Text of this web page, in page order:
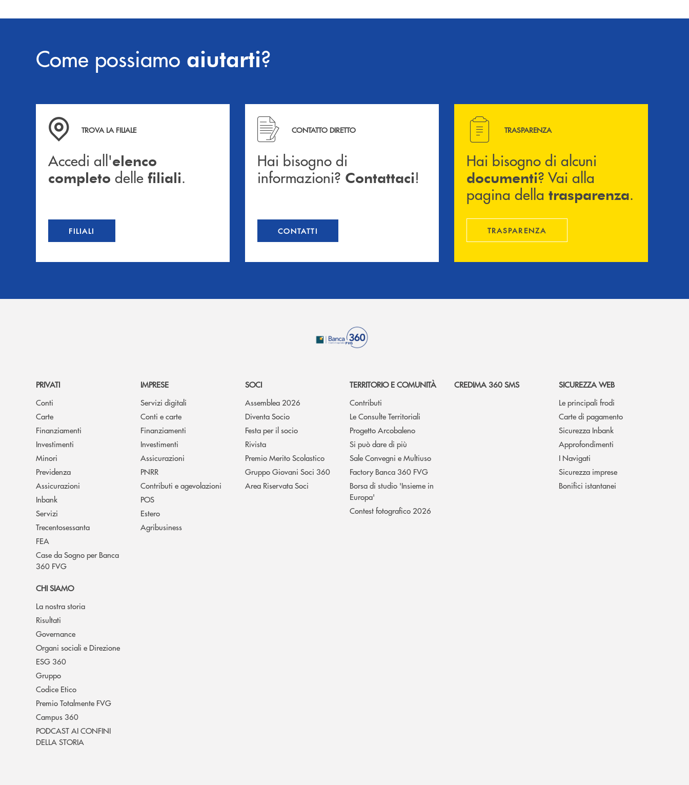
Come possiamo aiutarti?
Accedi all' elenco completo delle filiali .
TROVA LA FILIALE
Accedi all'elenco
completo delle filiali.
FILIALI
Hai bisogno di informazioni? Contattaci !
CONTATTO DIRETTO
Hai bisogno di
informazioni? Contattaci!
CONTATTI
Hai bisogno di alcuni documenti ? Vai alla pagina della
TRASPARENZA
Hai bisogno di alcuni
documenti? Vai alla
pagina della trasparenza.
TRASPARENZA
PRIVATI
Conti
Carte
Finanziamenti
Investimenti
Minori
Previdenza
Assicurazioni
Inbank
Servizi
Trecentosessanta
FEA
Case da Sogno per Banca
360 FVG
IMPRESE
Servizi digitali
Conti e carte
Finanziamenti
Investimenti
Assicurazioni
PNRR
Contributi e agevolazioni
POS
Estero
Agribusiness
SOCI
Assemblea 2026
Diventa Socio
Festa per il socio
Rivista
Premio Merito Scolastico
Gruppo Giovani Soci 360
Area Riservata Soci
TERRITORIO E COMUNITÀ
Contributi
Le Consulte Territoriali
Progetto Arcobaleno
Si può dare di più
Sale Convegni e Multiuso
Factory Banca 360 FVG
Borsa di studio 'Insieme in
Europa'
Contest fotografico 2026
CREDIMA 360 SMS
SICUREZZA WEB
Le principali frodi
Carte di pagamento
Sicurezza Inbank
Approfondimenti
I Navigati
Sicurezza imprese
Bonifici istantanei
CHI SIAMO
La nostra storia
Risultati
Governance
Organi sociali e Direzione
ESG 360
Gruppo
Codice Etico
Premio Totalmente FVG
Campus 360
PODCAST AI CONFINI
DELLA STORIA